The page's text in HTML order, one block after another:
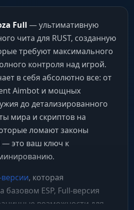
Full — ультимативную
чита для RUST, созданную
требуют максимального
контроля над игрой.
в себя абсолютно все: от
Aimbot и мощных
до детализированного
мира и скриптов на
ломают законы
— это ваш ключ к
, которая
базовом ESP, Full-версия
возможности для